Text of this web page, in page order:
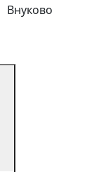
Внуково